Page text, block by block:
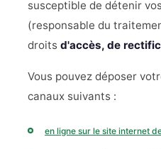
susceptible de détenir
(responsable du
droits d'accès, de
Vous pouvez déposer
canaux suivants :
en ligne sur le site internet